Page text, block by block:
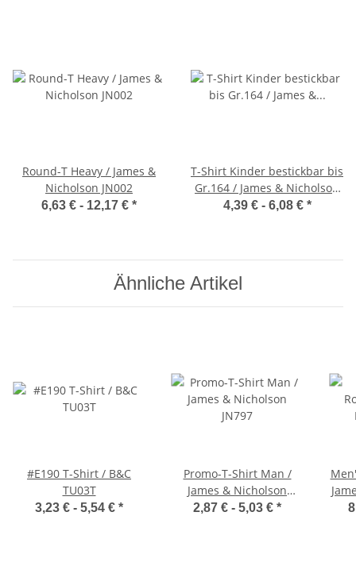
Round-T Heavy / James &
Nicholson JN002
6,63 € - 12,17 € *
T-Shirt Kinder bestickbar bis
Gr.164 / James & Nicholson
JN019
4,39 € - 6,08 € *
Ähnliche Artikel
#E190 T-Shirt / B&C
TU03T
3,23 € - 5,54 € *
Promo-T-Shirt Man /
James & Nicholson
JN797
2,87 € - 5,03 € *